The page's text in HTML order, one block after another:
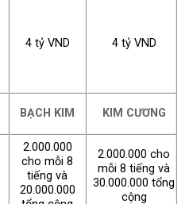
4 tỷ VND 4 tỷ VND
BẠCH KIM KIM CƯƠNG
2.000.000
cho mỗi 8
tiếng và
20.000.000
2.000.000 cho
mỗi 8 tiếng và
30.000.000 tổng
cộng